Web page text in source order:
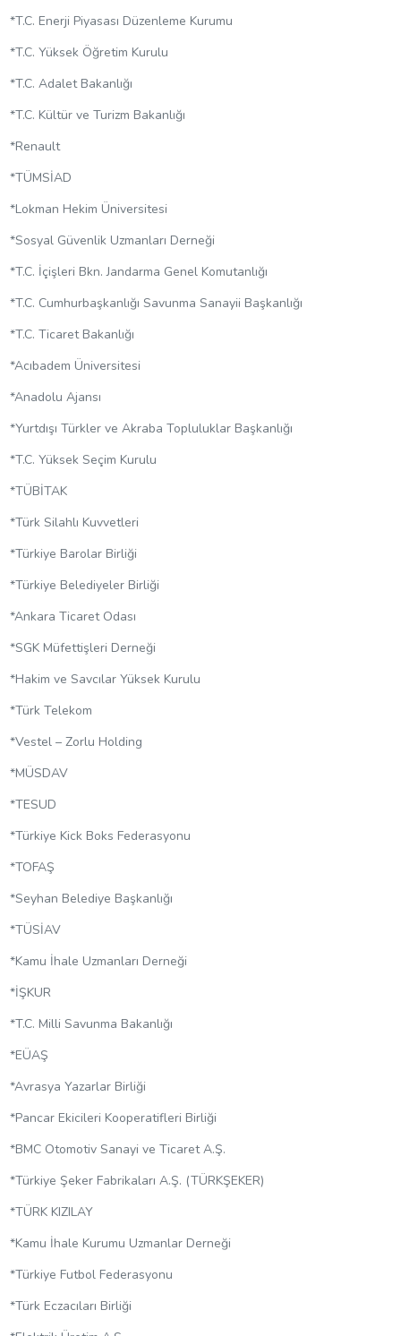
*T.C. Enerji Piyasası Düzenleme Kurumu
*T.C. Yüksek Öğretim Kurulu
*T.C. Adalet Bakanlığı
*T.C. Kültür ve Turizm Bakanlığı
*Renault
*TÜMSİAD
*Lokman Hekim Üniversitesi
*Sosyal Güvenlik Uzmanları Derneği
*T.C. İçişleri Bkn. Jandarma Genel Komutanlığı
*T.C. Cumhurbaşkanlığı Savunma Sanayii Başkanlığı
*T.C. Ticaret Bakanlığı
*Acıbadem Üniversitesi
*Anadolu Ajansı
*Yurtdışı Türkler ve Akraba Topluluklar Başkanlığı
*T.C. Yüksek Seçim Kurulu
*TÜBİTAK
*Türk Silahlı Kuvvetleri
*Türkiye Barolar Birliği
*Türkiye Belediyeler Birliği
*Ankara Ticaret Odası
*SGK Müfettişleri Derneği
*Hakim ve Savcılar Yüksek Kurulu
*Türk Telekom
*Vestel – Zorlu Holding
*MÜSDAV
*TESUD
*Türkiye Kick Boks Federasyonu
*TOFAŞ
*Seyhan Belediye Başkanlığı
*TÜSİAV
*Kamu İhale Uzmanları Derneği
*İŞKUR
*T.C. Milli Savunma Bakanlığı
*EÜAŞ
*Avrasya Yazarlar Birliği
*Pancar Ekicileri Kooperatifleri Birliği
*BMC Otomotiv Sanayi ve Ticaret A.Ş.
*Türkiye Şeker Fabrikaları A.Ş. (TÜRKŞEKER)
*TÜRK KIZILAY
*Kamu İhale Kurumu Uzmanlar Derneği
*Türkiye Futbol Federasyonu
*Türk Eczacıları Birliği